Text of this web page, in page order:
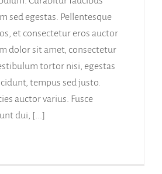
sed egestas. Pellentesque
et consectetur eros auctor
dolor sit amet, consectetur
tortor nisi, egestas
tempus sed justo.
auctor varius. Fusce
dui, [...]